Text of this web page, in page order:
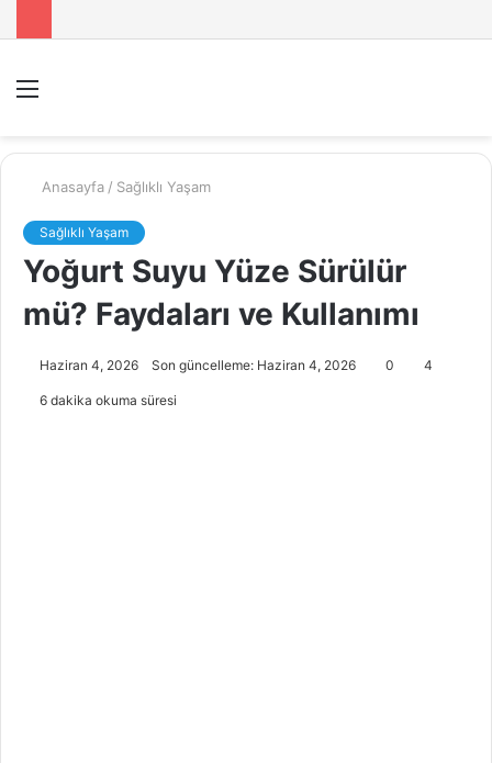
...
Anasayfa / Sağlıklı Yaşam
Sağlıklı Yaşam
Yoğurt Suyu Yüze Sürülür
mü? Faydaları ve Kullanımı
Haziran 4, 2026 Son güncelleme: Haziran 4, 2026 0 4
6 dakika okuma süresi